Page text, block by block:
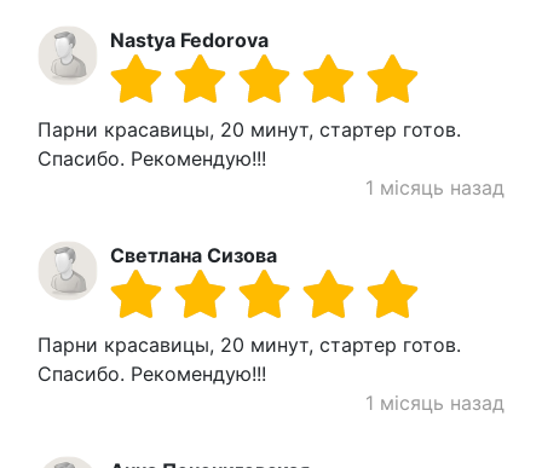
Nastya Fedorova
Парни красавицы, 20 минут, стартер готов.
Спасибо. Рекомендую!!!
1 місяць назад
Светлана Сизова
Парни красавицы, 20 минут, стартер готов.
Спасибо. Рекомендую!!!
1 місяць назад